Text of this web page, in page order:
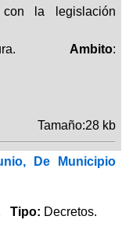
la legislación
Ambito:
Tamaño:28 kb
De Municipio
Tipo: Decretos.